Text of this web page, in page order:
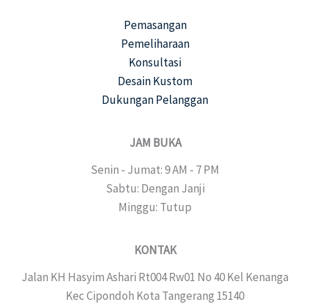
Pemasangan
Pemeliharaan
Konsultasi
Desain Kustom
Dukungan Pelanggan
JAM BUKA
Senin - Jumat: 9 AM - 7 PM
Sabtu: Dengan Janji
Minggu: Tutup
KONTAK
Jalan KH Hasyim Ashari Rt004 Rw01 No 40 Kel Kenanga
Kec Cipondoh Kota Tangerang 15140